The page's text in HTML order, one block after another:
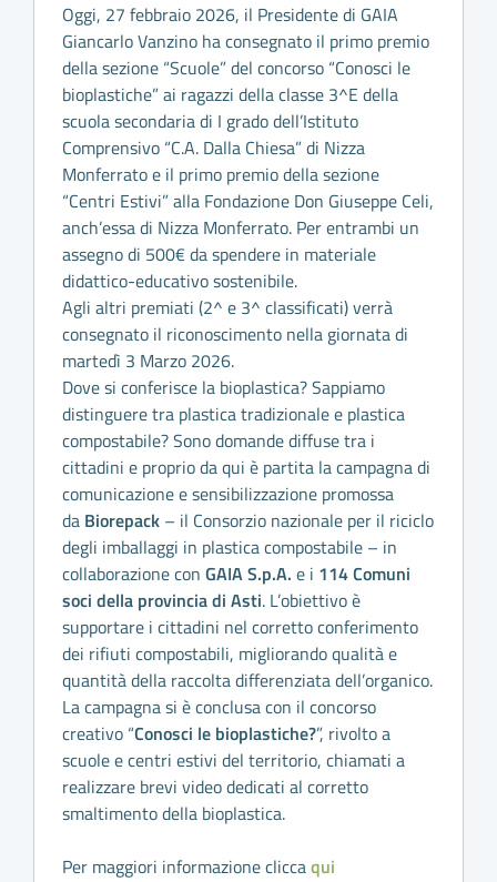
Oggi, 27 febbraio 2026, il Presidente di GAIA
Giancarlo Vanzino ha consegnato il primo premio
della sezione “Scuole” del concorso “Conosci le
bioplastiche” ai ragazzi della classe 3^E della
scuola secondaria di I grado dell’Istituto
Comprensivo “C.A. Dalla Chiesa” di Nizza
Monferrato e il primo premio della sezione
“Centri Estivi” alla Fondazione Don Giuseppe Celi,
anch’essa di Nizza Monferrato. Per entrambi un
assegno di 500€ da spendere in materiale
didattico-educativo sostenibile.
Agli altri premiati (2^ e 3^ classificati) verrà
consegnato il riconoscimento nella giornata di
martedì 3 Marzo 2026.
Dove si conferisce la bioplastica? Sappiamo
distinguere tra plastica tradizionale e plastica
compostabile? Sono domande diffuse tra i
cittadini e proprio da qui è partita la campagna di
comunicazione e sensibilizzazione promossa
da Biorepack – il Consorzio nazionale per il riciclo
degli imballaggi in plastica compostabile – in
collaborazione con GAIA S.p.A. e i 114 Comuni
soci della provincia di Asti. L’obiettivo è
supportare i cittadini nel corretto conferimento
dei rifiuti compostabili, migliorando qualità e
quantità della raccolta differenziata dell’organico.
La campagna si è conclusa con il concorso
creativo “Conosci le bioplastiche?”, rivolto a
scuole e centri estivi del territorio, chiamati a
realizzare brevi video dedicati al corretto
smaltimento della bioplastica.
Per maggiori informazione cliccaqui